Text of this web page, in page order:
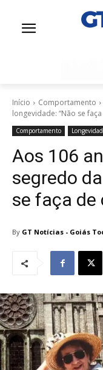
Início Comportamento
longevidade: “Não se faça
Comportamento
Aos 106
segredo
se faça de
By GT Notícias - Goiás